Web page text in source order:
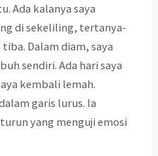
Ada kalanya saya
di sekeliling, tertanya-
Dalam diam, saya
sendiri. Ada hari saya
kembali lemah.
garis lurus. Ia
yang menguji emosi